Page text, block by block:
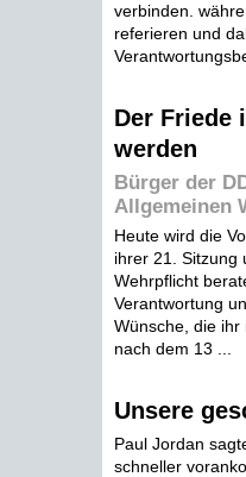
verbinden.
referieren und
Der Friede
werden
Bürger der
Allgemeinen
Heute wird die
ihrer 21. Sitzung
Wehrpflicht
Verantwortung
Wünsche, die
nach dem 13 ...
Unsere
Paul Jordan
schneller